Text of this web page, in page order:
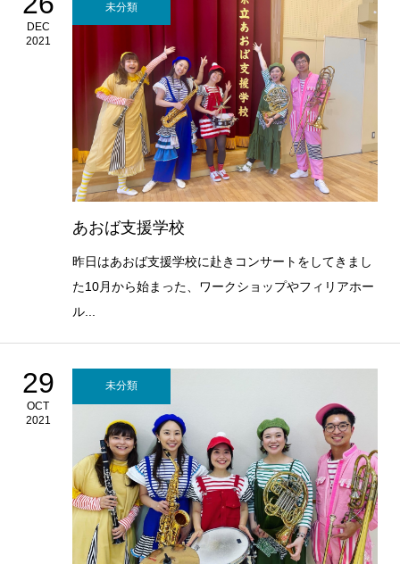
DEC
2021
未分類
あおば支援学校
昨日はあおば支援学校に赴きコンサートをしてきまし
た10月から始まった、ワークショップやフィリアホー
ル...
29
OCT
2021
未分類